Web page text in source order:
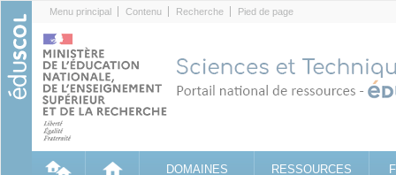
Menu principal Contenu Recherche Pied de page
DOMAINES RESSOURCES